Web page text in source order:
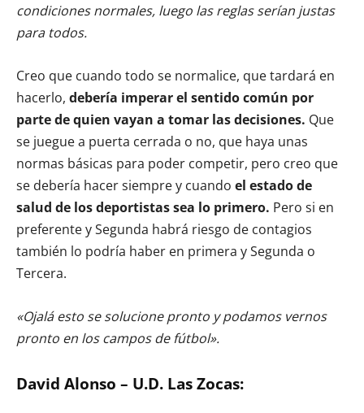
condiciones normales, luego las reglas serían justas
para todos.
Creo que cuando todo se normalice, que tardará en
hacerlo, debería imperar el sentido común por
parte de quien vayan a tomar las decisiones. Que
se juegue a puerta cerrada o no, que haya unas
normas básicas para poder competir, pero creo que
se debería hacer siempre y cuando el estado de
salud de los deportistas sea lo primero. Pero si en
preferente y Segunda habrá riesgo de contagios
también lo podría haber en primera y Segunda o
Tercera.
«Ojalá esto se solucione pronto y podamos vernos
pronto en los campos de fútbol».
David Alonso – U.D. Las Zocas: